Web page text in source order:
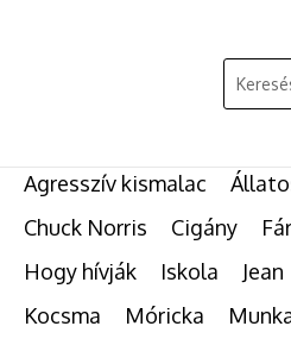
Keresés:
Agresszív kismalac
Chuck Norris
Cigány
Hogy hívják
Iskola Jean
Kocsma
Móricka